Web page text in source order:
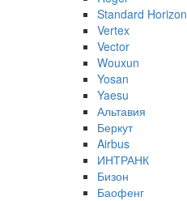
Standard Horizon
Vertex
Vector
Wouxun
Yosan
Yaesu
Альтавия
Беркут
Airbus
ИНТРАНК
Бизон
Баофенг